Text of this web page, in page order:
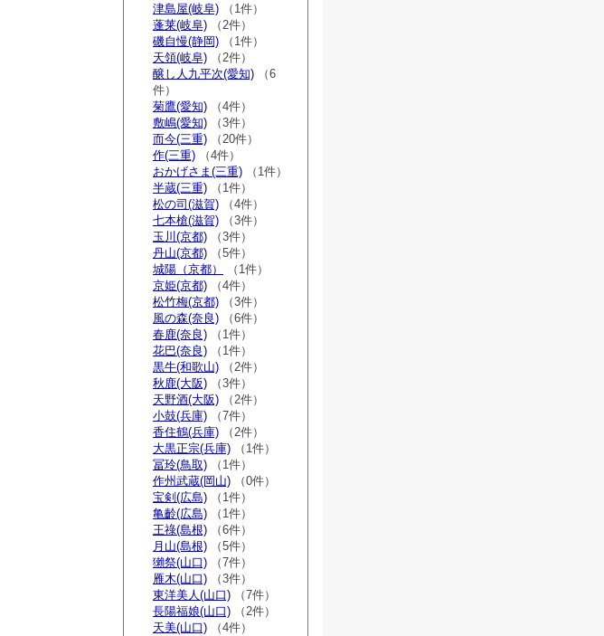
津島屋(岐阜) （1件）
蓬莱(岐阜) （2件）
磯自慢(静岡) （1件）
天領(岐阜) （2件）
醸し人九平次(愛知) （6
件）
菊鷹(愛知) （4件）
敷嶋(愛知) （3件）
而今(三重) （20件）
作(三重) （4件）
おかげさま(三重) （1件）
半蔵(三重) （1件）
松の司(滋賀) （4件）
七本槍(滋賀) （3件）
玉川(京都) （3件）
丹山(京都) （5件）
城陽（京都）
（1件）
京姫(京都) （4件）
松竹梅(京都) （3件）
風の森(奈良) （6件）
春鹿(奈良) （1件）
花巴(奈良) （1件）
黒牛(和歌山) （2件）
秋鹿(大阪) （3件）
天野酒(大阪) （2件）
小鼓(兵庫) （7件）
香住鶴(兵庫) （2件）
大黒正宗(兵庫) （1件）
冨玲(鳥取) （1件）
作州武蔵(岡山) （0件）
宝剣(広島) （1件）
亀齡(広島) （1件）
王祿(島根) （6件）
月山(島根) （5件）
獺祭(山口) （7件）
雁木(山口) （3件）
東洋美人(山口) （7件）
長陽福娘(山口) （2件）
天美(山口) （4件）